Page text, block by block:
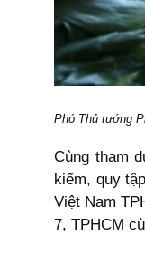
Phó Thủ tướng
Cùng tham
kiếm, quy
Việt Nam
7, TPHCM